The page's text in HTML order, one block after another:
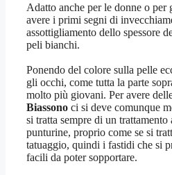
Adatto anche per le donne o
avere i primi segni di
assottigliamento dello spessore
peli bianchi.
Ponendo del colore sulla pelle
gli occhi, come tutta la parte
molto più giovani. Per avere
Biassono ci si deve comunque
si tratta sempre di un
punturine, proprio come se si
tatuaggio, quindi i fastidi che si
facili da poter sopportare.